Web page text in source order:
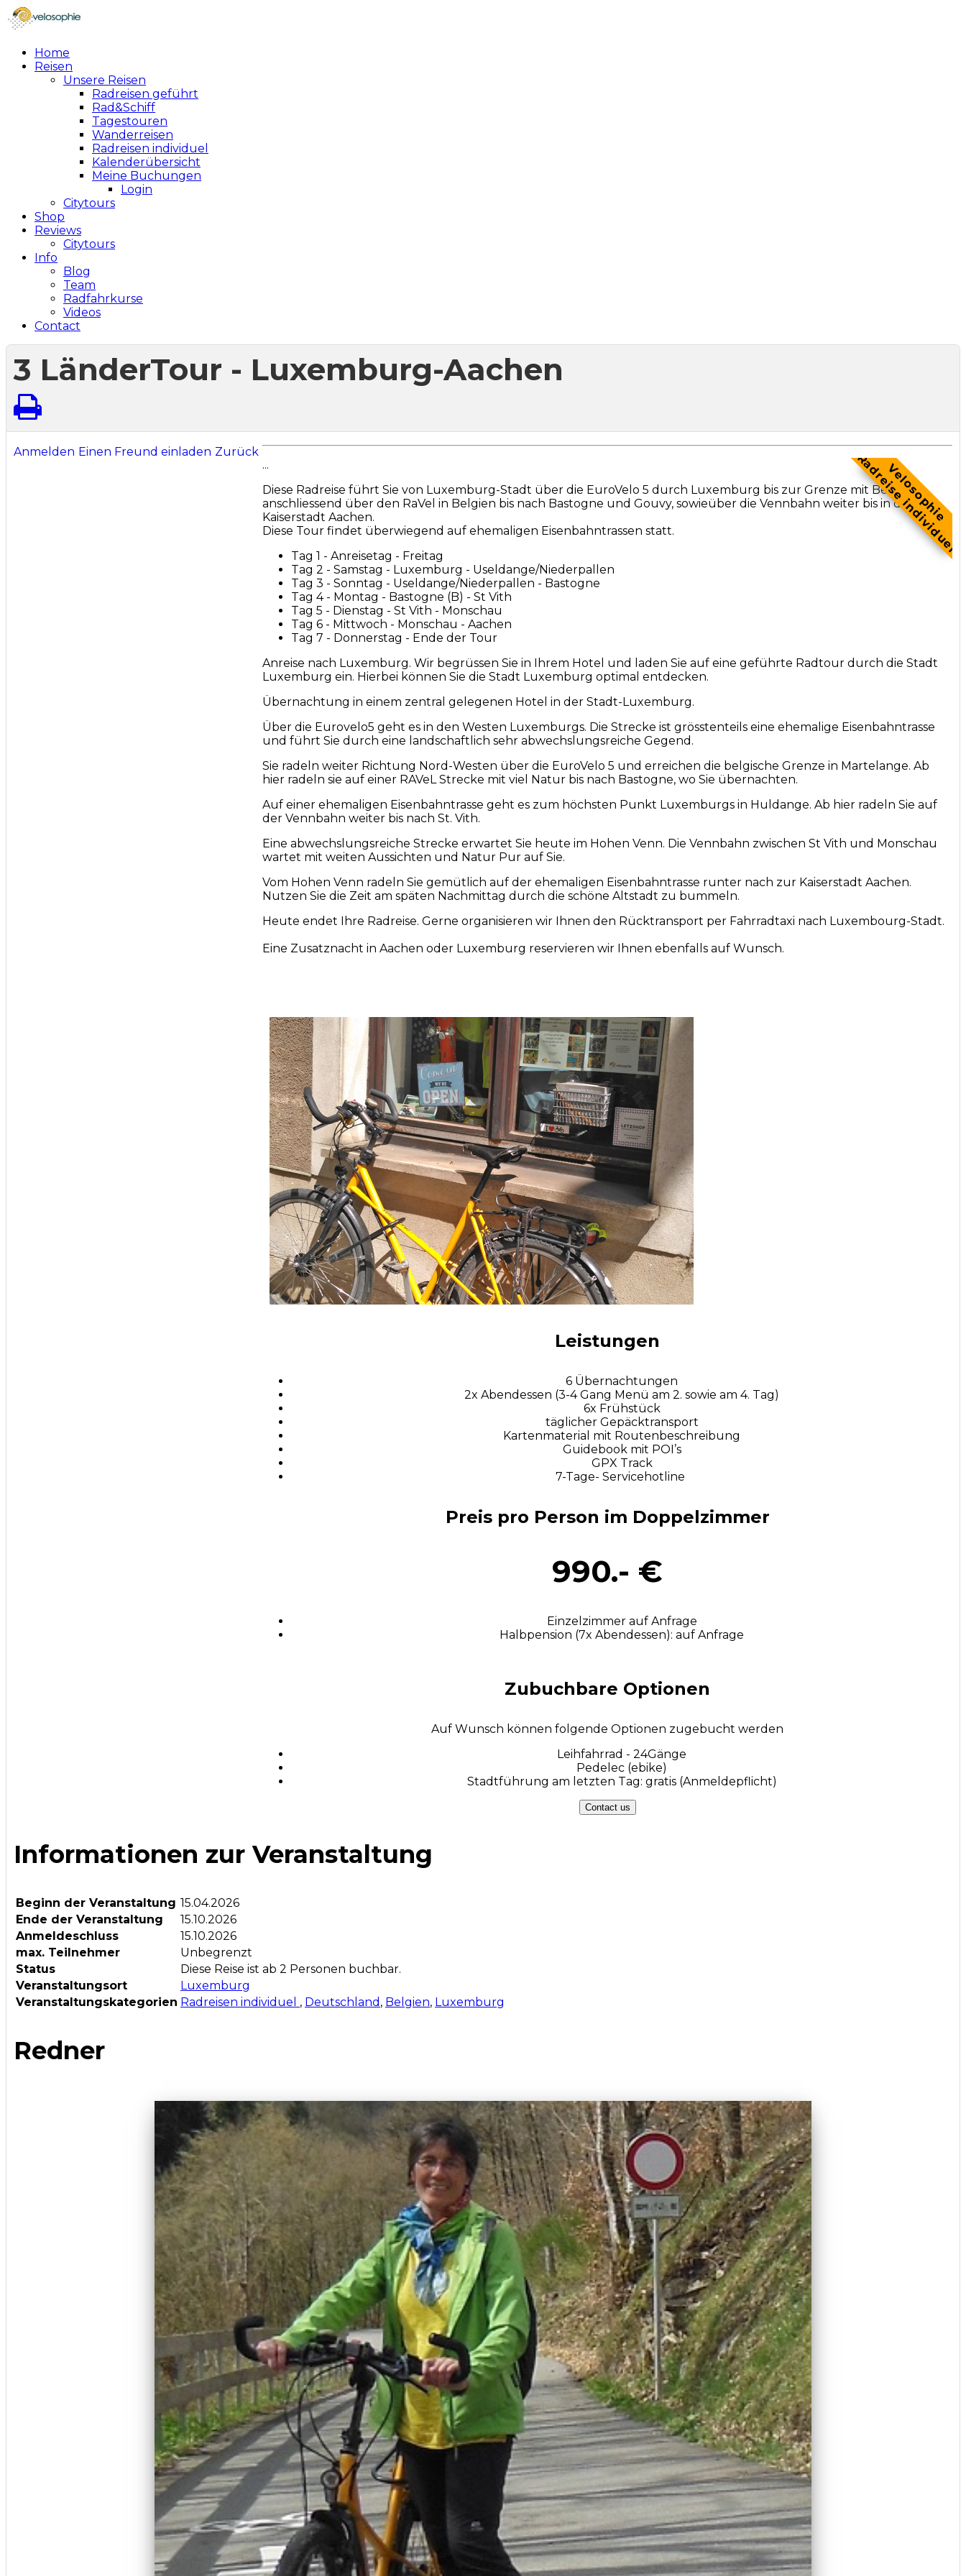
Home
Reisen
Unsere Reisen
Radreisen geführt
Rad&Schiff
Tagestouren
Wanderreisen
Radreisen individuel
Kalenderübersicht
Meine Buchungen
Login
Citytours
Shop
Reviews
Citytours
Info
Blog
Team
Radfahrkurse
Videos
Contact
3 LänderTour - Luxemburg-Aachen
Anmelden Einen Freund einladen Zurück
Velosophie
Radreise individuel
...
Diese Radreise führt Sie von Luxemburg-Stadt über die EuroVelo 5 durch Luxemburg bis zur Grenze mit Belgien,
anschliessend über den RaVel in Belgien bis nach Bastogne und Gouvy, sowieüber die Vennbahn weiter bis in die
Kaiserstadt Aachen.
Diese Tour findet überwiegend auf ehemaligen Eisenbahntrassen statt.
Tag 1 - Anreisetag - Freitag
Tag 2 - Samstag - Luxemburg - Useldange/Niederpallen
Tag 3 - Sonntag - Useldange/Niederpallen - Bastogne
Tag 4 - Montag - Bastogne (B) - St Vith
Tag 5 - Dienstag - St Vith - Monschau
Tag 6 - Mittwoch - Monschau - Aachen
Tag 7 - Donnerstag - Ende der Tour
Anreise nach Luxemburg. Wir begrüssen Sie in Ihrem Hotel und laden Sie auf eine geführte Radtour durch die Stadt
Luxemburg ein. Hierbei können Sie die Stadt Luxemburg optimal entdecken.
Übernachtung in einem zentral gelegenen Hotel in der Stadt-Luxemburg.
Über die Eurovelo5 geht es in den Westen Luxemburgs. Die Strecke ist grösstenteils eine ehemalige Eisenbahntrasse
und führt Sie durch eine landschaftlich sehr abwechslungsreiche Gegend.
Sie radeln weiter Richtung Nord-Westen über die EuroVelo 5 und erreichen die belgische Grenze in Martelange. Ab
hier radeln sie auf einer RAVeL Strecke mit viel Natur bis nach Bastogne, wo Sie übernachten.
Auf einer ehemaligen Eisenbahntrasse geht es zum höchsten Punkt Luxemburgs in Huldange. Ab hier radeln Sie auf
der Vennbahn weiter bis nach St. Vith.
Eine abwechslungsreiche Strecke erwartet Sie heute im Hohen Venn. Die Vennbahn zwischen St Vith und Monschau
wartet mit weiten Aussichten und Natur Pur auf Sie.
Vom Hohen Venn radeln Sie gemütlich auf der ehemaligen Eisenbahntrasse runter nach zur Kaiserstadt Aachen.
Nutzen Sie die Zeit am späten Nachmittag durch die schöne Altstadt zu bummeln.
Heute endet Ihre Radreise. Gerne organisieren wir Ihnen den Rücktransport per Fahrradtaxi nach Luxembourg-Stadt.
Eine Zusatznacht in Aachen oder Luxemburg reservieren wir Ihnen ebenfalls auf Wunsch.
Leistungen
6 Übernachtungen
2x Abendessen (3-4 Gang Menü am 2. sowie am 4. Tag)
6x Frühstück
täglicher Gepäcktransport
Kartenmaterial mit Routenbeschreibung
Guidebook mit POI’s
GPX Track
7-Tage- Servicehotline
Preis pro Person im Doppelzimmer
990.- €
Einzelzimmer auf Anfrage
Halbpension (7x Abendessen): auf Anfrage
Zubuchbare Optionen
Auf Wunsch können folgende Optionen zugebucht werden
Leihfahrrad - 24Gänge
Pedelec (ebike)
Stadtführung am letzten Tag: gratis (Anmeldepflicht)
Contact us
Informationen zur Veranstaltung
Beginn der Veranstaltung 15.04.2026
Ende der Veranstaltung
15.10.2026
Anmeldeschluss
15.10.2026
max. Teilnehmer
Unbegrenzt
Status
Diese Reise ist ab 2 Personen buchbar.
Veranstaltungsort
Luxemburg
Veranstaltungskategorien Radreisen individuel , Deutschland , Belgien, Luxemburg
Redner